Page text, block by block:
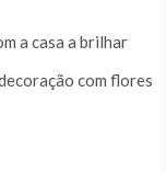
a casa a brilhar
com flores